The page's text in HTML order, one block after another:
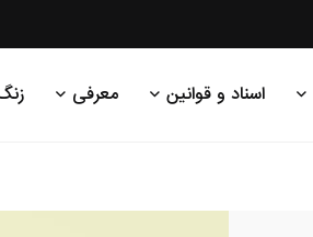
اسناد و قوانین معرفی